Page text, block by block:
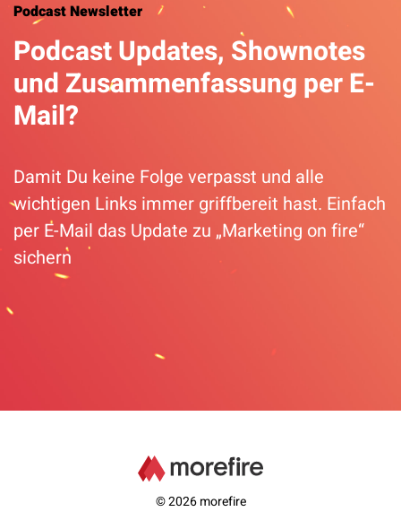
Podcast Newsletter
Podcast Updates, Shownotes
und Zusammenfassung per E-
Mail?
Damit Du keine Folge verpasst und alle
wichtigen Links immer griffbereit hast. Einfach
per E-Mail das Update zu „Marketing on fire“
sichern
© 2026 morefire